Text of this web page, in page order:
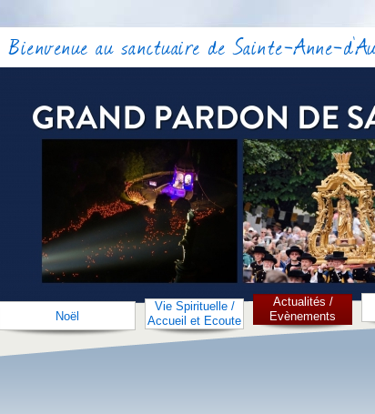
Bienvenue au sanctuaire de Sainte-Anne-
Noël
Vie Spirituelle /
Accueil et Ecoute
Actualités /
Evènements